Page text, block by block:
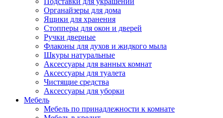
Органайзеры для дома
Ящики для хранения
Стопперы для окон и дверей
Ручки дверные
Флаконы для духов и жидкого мыла
Шкуры натуральные
Аксессуары для ванных комнат
Аксессуары для туалета
Чистящие средства
Аксессуары для уборки
Мебель
Мебель по принадлежности к комнате